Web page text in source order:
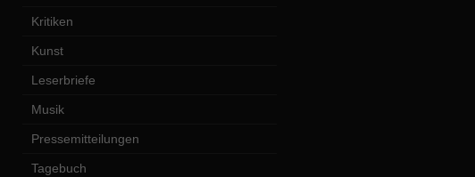
Kritiken
Kunst
Leserbriefe
Musik
Pressemitteilungen
Tagebuch